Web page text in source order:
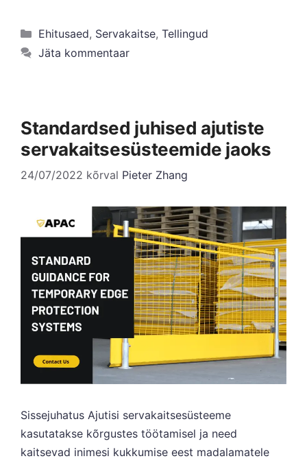
Kategooriad
Ehitusaed, Servakaitse, Tellingud
Jäta kommentaar
Standardsed juhised ajutiste
servakaitsesüsteemide jaoks
24/07/2022 kõrval Pieter Zhang
Sissejuhatus Ajutisi servakaitsesüsteeme
kasutatakse kõrgustes töötamisel ja need
kaitsevad inimesi kukkumise eest madalamatele